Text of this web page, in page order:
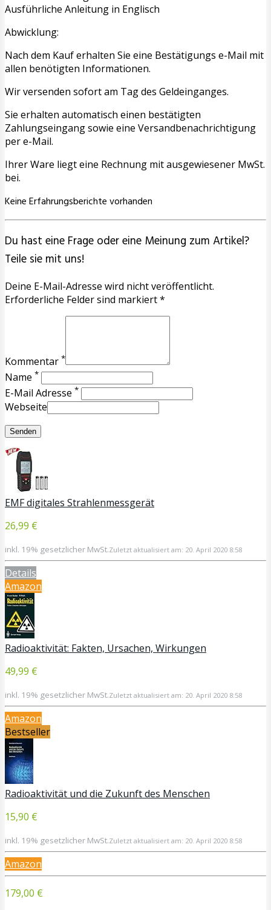
Ausführliche Anleitung in Englisch
Abwicklung:
Nach dem Kauf erhalten Sie eine Bestätigungs e-Mail mit
allen benötigten Informationen.
Wir versenden sofort am Tag des Geldeinganges.
Sie erhalten automatisch einen bestätigten
Zahlungseingang sowie eine Versandbenachrichtigung
per e-Mail.
Ihrer Ware liegt eine Rechnung mit ausgewiesener MwSt.
bei.
Keine Erfahrungsberichte vorhanden
Du hast eine Frage oder eine Meinung zum Artikel?
Teile sie mit uns!
Deine E-Mail-Adresse wird nicht veröffentlicht.
Erforderliche Felder sind markiert *
Kommentar *
Name *
E-Mail Adresse *
Webseite
EMF digitales Strahlenmessgerät
26,99 €
inkl. 19% gesetzlicher MwSt.Zuletzt aktualisiert am: 20. April 2020 8:58
Details
Amazon
Radioaktivität: Fakten, Ursachen, Wirkungen
49,99 €
inkl. 19% gesetzlicher MwSt.Zuletzt aktualisiert am: 20. April 2020 8:58
Amazon
Bestseller
Radioaktivität und die Zukunft des Menschen
15,90 €
inkl. 19% gesetzlicher MwSt.Zuletzt aktualisiert am: 20. April 2020 8:58
Amazon
179,00 €